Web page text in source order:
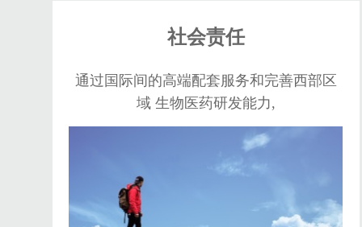
社会责任
通过国际间的高端配套服务和完善西部区
域 生物医药研发能力,